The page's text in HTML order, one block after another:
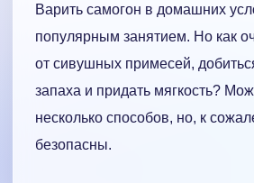
Варить самогон в домашних
популярным занятием. Но как
от сивушных примесей,
запаха и придать мягкость?
несколько способов, но, к
безопасны.